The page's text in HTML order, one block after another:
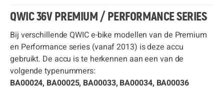
QWIC 36V PREMIUM / PERFORMANCE SERIES
Bij verschillende QWIC e-bike modellen van de Premium
en Performance series (vanaf 2013) is deze accu
gebruikt. De accu is te herkennen aan een van de
volgende typenummers:
BA00024, BA00025, BA00033, BA00034, BA00036